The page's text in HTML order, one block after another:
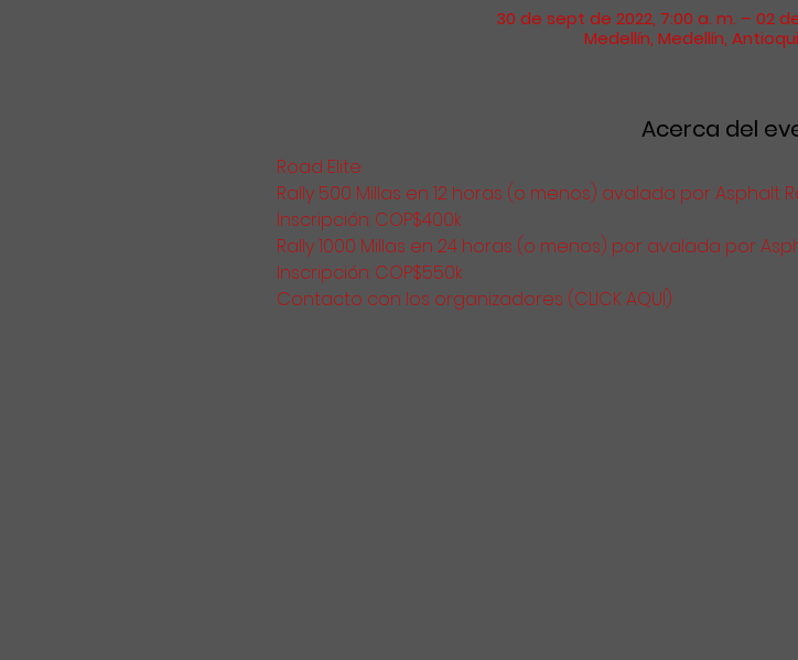
30 de sept de 2022, 7:00 a. m. – 02
Medellín, Medellín,
Acerca del
Road Elite
Rally 500 Millas en 12 horas (o menos) avalada por Asphalt
Inscripción: COP$400k
Rally 1000 Millas en 24 horas (o menos) por avalada por
Inscripción: COP$550k
Contacto con los organizadores (CLICK AQUÍ)